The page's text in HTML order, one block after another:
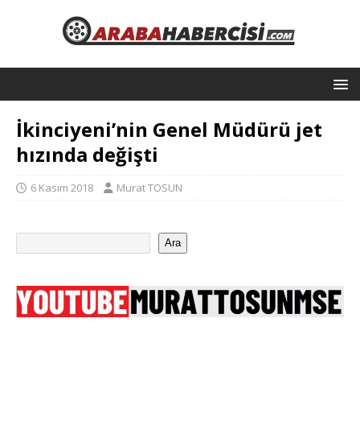
İkinciyeni’nin Genel Müdürü jet
hızında değişti
6 Kasım 2018 Murat TOSUN
Ara